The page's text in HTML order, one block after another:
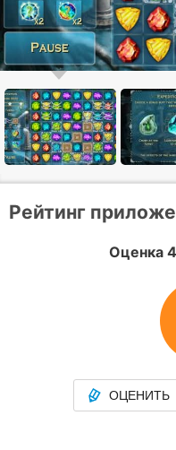
Рейтинг
Оценка
ОЦЕНИТЬ